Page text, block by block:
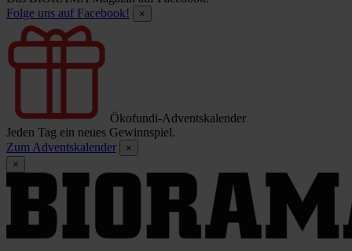
Folge uns auf Facebook!
×
Ökofundi-Adventskalender
Jeden Tag ein neues Gewinnspiel.
Zum Adventskalender
×
×